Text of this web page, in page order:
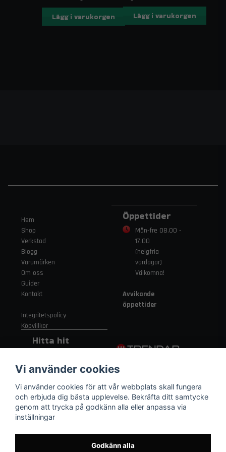
Lägg i varukorgen Lägg i varukorgen
Hem
Shop
Verkstad
Blogg
Varumärken
Om oss
Guider
Kontakt
Integritetspolicy
Köpvillkor
Öppettider
Mån-fre 08.00 -
17.00
(helgfria
vardagar)
Välkomna!
Avvikande
öppettider
Hitta hit
Strängnäsvägen
315 155 91
Nykvarn Sverige
08 552 450 06
@trendab.com
Vi använder cookies
Vi använder cookies för att vår webbplats skall fungera
och erbjuda dig bästa upplevelse. Bekräfta ditt samtycke
genom att trycka på godkänn alla eller anpassa via
inställningar
Godkänn alla